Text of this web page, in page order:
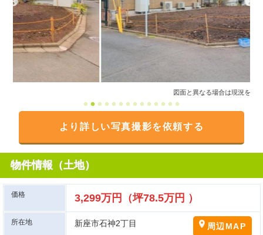
図面と異なる場合は現況を優先
より詳しい写真撮影を依頼する
物件情報（土地）
価格 3,299万円（坪78.5万円 ）
所在地 新座市石神2丁目 周辺MAP